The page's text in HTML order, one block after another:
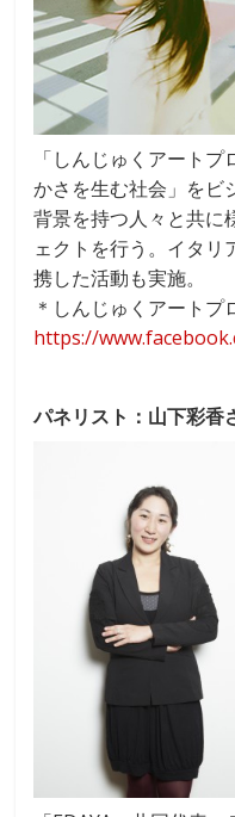
「しんじゅくアート
かさを生む社会」をビ
背景を持つ人々と共に
ェクトを行う。イタリ
携した活動も実施。
＊しんじゅくアートプ
https://
パネリスト：山下彩香